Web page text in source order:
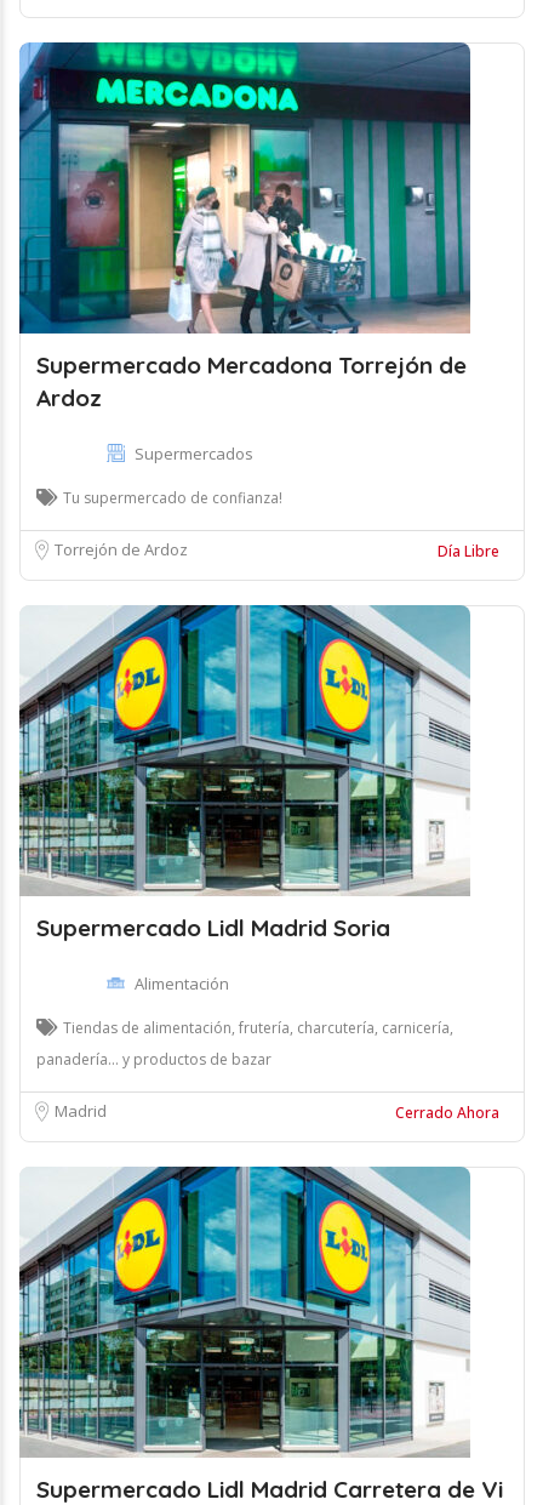
Supermercado Mercadona Torrejón de
Ardoz
Supermercados
Tu supermercado de confianza!
Torrejón de Ardoz Día Libre
Supermercado Lidl Madrid Soria
Alimentación
Tiendas de alimentación, frutería, charcutería, carnicería,
panadería... y productos de bazar
Madrid Cerrado Ahora
Supermercado Lidl Madrid Carretera de Vi